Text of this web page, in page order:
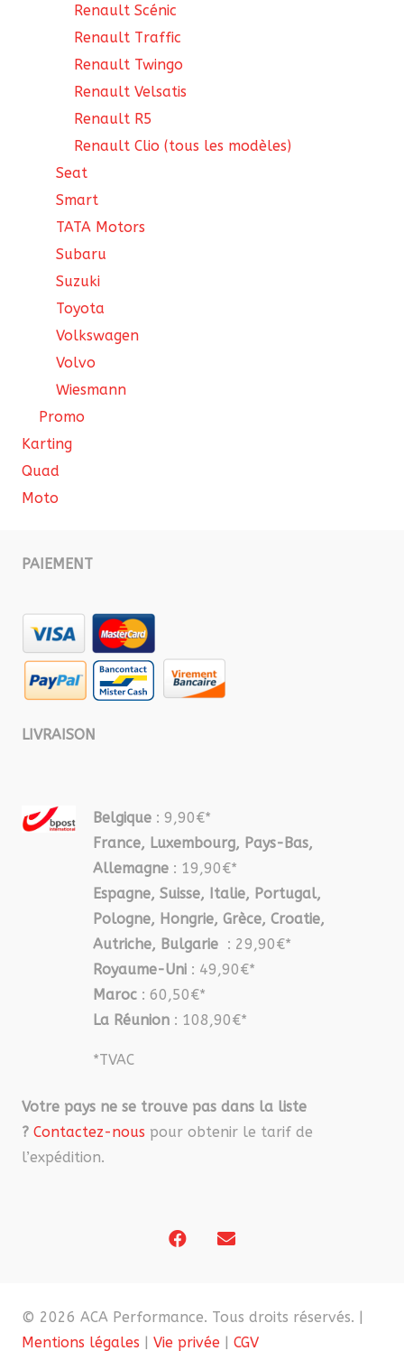
Renault Scénic
Renault Traffic
Renault Twingo
Renault Velsatis
Renault R5
Renault Clio (tous les modèles)
Seat
Smart
TATA Motors
Subaru
Suzuki
Toyota
Volkswagen
Volvo
Wiesmann
Promo
Karting
Quad
Moto
PAIEMENT
LIVRAISON
Belgique : 9,90€*
France, Luxembourg, Pays-Bas,
Allemagne : 19,90€*
Espagne, Suisse, Italie, Portugal,
Pologne, Hongrie, Grèce, Croatie,
Autriche, Bulgarie : 29,90€*
Royaume-Uni : 49,90€*
Maroc : 60,50€*
La Réunion : 108,90€*
*TVAC
Votre pays ne se trouve pas dans la liste
? Contactez-nous pour obtenir le tarif de
l’expédition.
© 2026 ACA Performance. Tous droits réservés. |
Mentions légales | Vie privée | CGV